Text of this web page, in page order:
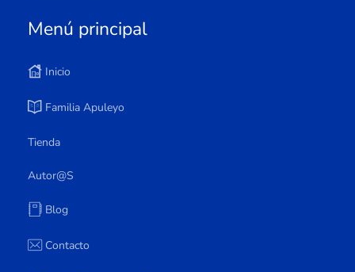
Menú principal
Inicio
Familia Apuleyo
Tienda
Autor@s
Blog
Contacto